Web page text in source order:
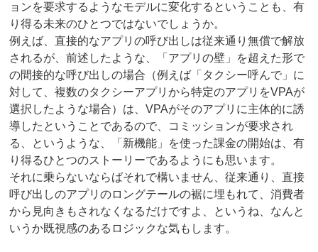
ョンを要求するようなモデルに変化するということも、有
り得る未来のひとつではないでしょうか。
例えば、直接的なアプリの呼び出しは従来通り無償で解放
されるが、前述したような、「アプリの壁」を超えた形で
の間接的な呼び出しの場合（例えば「タクシー呼んで」に
対して、複数のタクシーアプリから特定のアプリをVPAが
選択したような場合）は、VPAがそのアプリに主体的に誘
導したということであるので、コミッションが要求され
る、というような、「新機能」を使った課金の開始は、有
り得るひとつのストーリーであるようにも思います。
それに乗らないならばそれで構いません、従来通り、直接
呼び出しのアプリのロングテールの裾に埋もれて、消費者
から見向きもされなくなるだけですよ、というね、なんと
いうか既視感のあるロジックな気もします。